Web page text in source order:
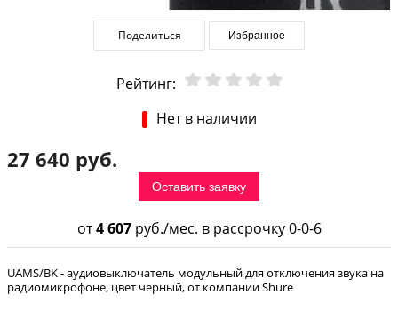
Поделиться Избранное
Рейтинг:
Нет в наличии
27 640 руб.
Оставить заявку
от4 607руб./мес. в рассрочку 0-0-6
UAMS/BK - аудиовыключатель модульный для отключения звука на
радиомикрофоне, цвет черный, от компании Shure